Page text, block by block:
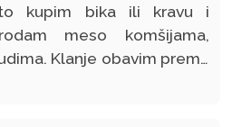
kupim bika ili kravu i
meso komšijama,
Klanje obavim prema
ali ne izdajem račun kod